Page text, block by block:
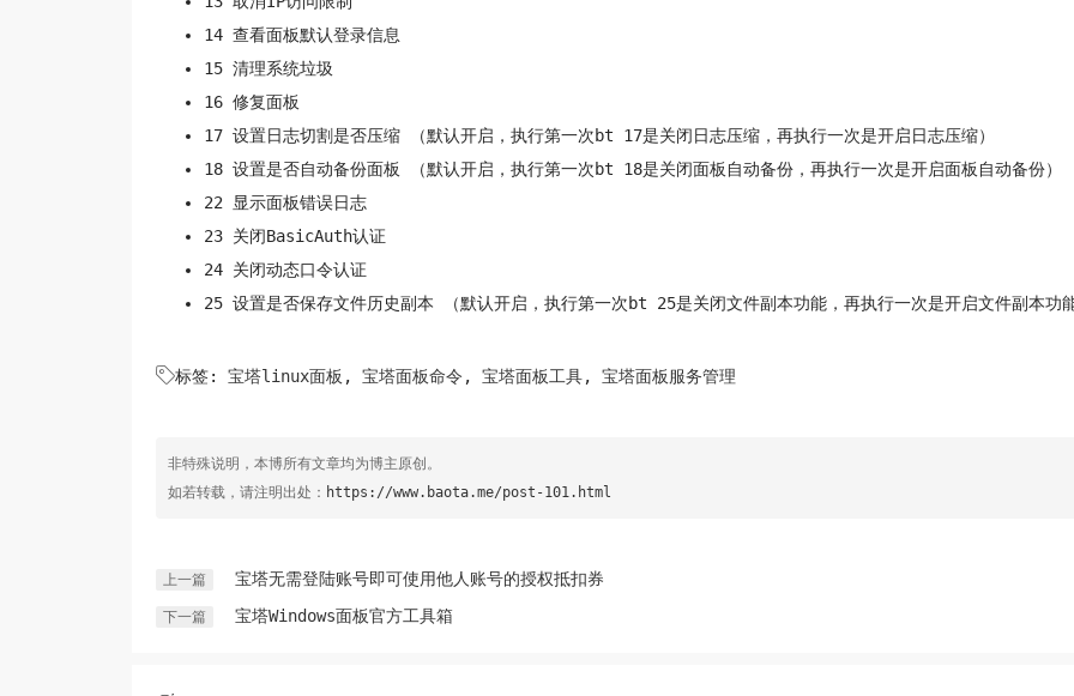
14 查看面板默认登录信息
15 清理系统垃圾
16 修复面板
17 设置日志切割是否压缩 （默认开启，执行第一次bt 17是关闭日志压缩，再执行一次是开启日志压缩）
18 设置是否自动备份面板 （默认开启，执行第一次bt 18是关闭面板自动备份，再执行一次是开启面板自动备份）
22 显示面板错误日志
23 关闭BasicAuth认证
24 关闭动态口令认证
25 设置是否保存文件历史副本 （默认开启，执行第一次bt 25是关闭文件副本功能，再执行一次是开启文件副本功
标签: 宝塔linux面板 , 宝塔面板命令 , 宝塔面板工具, 宝塔面板服务管理
非特殊说明，本博所有文章均为博主原创。
如若转载，请注明出处： https://www.baota.me/post-101.html
上一篇 宝塔无需登陆账号即可使用他人账号的授权抵扣券
下一篇 宝塔Windows面板官方工具箱